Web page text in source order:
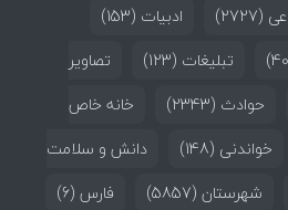
(2727) ادبیات (153)
تبلیغات (123)
تصاویر
حوادث (2343)
خانه خاص
خواندنی (148)
دانش و سلامت
شهرستان (5857) فارس (6)